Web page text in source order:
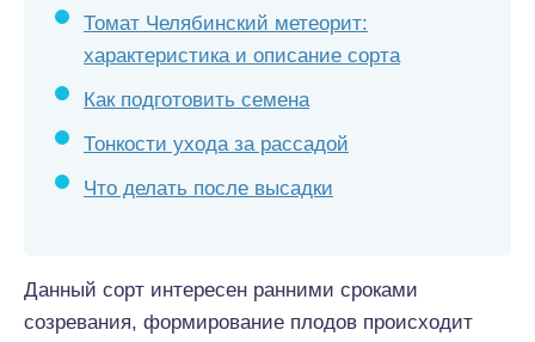
Томат Челябинский метеорит:
характеристика и описание сорта
Как подготовить семена
Тонкости ухода за рассадой
Что делать после высадки
Данный сорт интересен ранними сроками
созревания, формирование плодов происходит